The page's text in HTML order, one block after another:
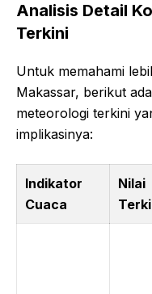
Analisis Detail
Terkini
Untuk memahami
Makassar, berikut
meteorologi terkini
implikasinya:
Indikator
Cuaca
Nilai